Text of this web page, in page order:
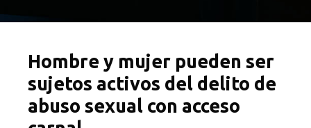
Hombre y mujer pueden ser
sujetos activos del delito de
abuso sexual con acceso